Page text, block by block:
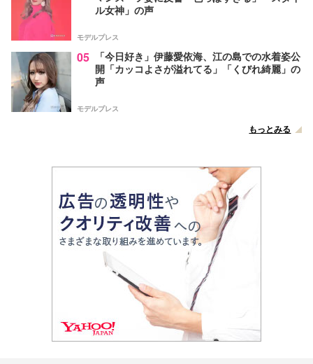
ル女神」の声
モデルプレス
05
「今日好き」伊藤愛依海、江の島での水着姿公
開「カッコよさが溢れてる」「くびれ綺麗」の
声
モデルプレス
もっとみる